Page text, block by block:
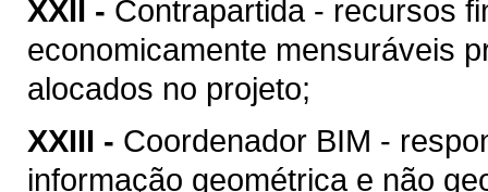
XXII - Contrapartida - recursos
economicamente mensuráveis
alocados no projeto;
XXIII - Coordenador BIM -
informação geométrica e não